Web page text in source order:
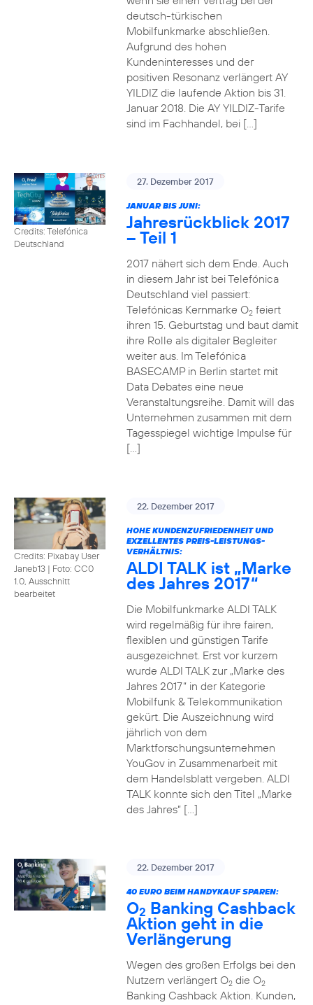
deutsch-türkischen
Mobilfunkmarke abschließen.
Aufgrund des hohen
Kundeninteresses und der
positiven Resonanz verlängert AY
YILDIZ die laufende Aktion bis 31.
Januar 2018. Die AY YILDIZ-Tarife
sind im Fachhandel, bei […]
Credits: Telefónica
Deutschland
27. Dezember 2017
JANUAR BIS JUNI:
Jahresrückblick 2017
– Teil 1
2017 nähert sich dem Ende. Auch
in diesem Jahr ist bei Telefónica
Deutschland viel passiert:
Telefónicas Kernmarke O2feiert
ihren 15. Geburtstag und baut damit
ihre Rolle als digitaler Begleiter
weiter aus. Im Telefónica
BASECAMP in Berlin startet mit
Data Debates eine neue
Veranstaltungsreihe. Damit will das
Unternehmen zusammen mit dem
Tagesspiegel wichtige Impulse für
[…]
Credits: Pixabay User
Janeb13 | Foto: CC0
1.0, Ausschnitt
bearbeitet
22. Dezember 2017
HOHE KUNDENZUFRIEDENHEIT UND
EXZELLENTES PREIS-LEISTUNGS-
VERHÄLTNIS:
ALDI TALK ist „Marke
des Jahres 2017“
Die Mobilfunkmarke ALDI TALK
wird regelmäßig für ihre fairen,
flexiblen und günstigen Tarife
ausgezeichnet. Erst vor kurzem
wurde ALDI TALK zur „Marke des
Jahres 2017“ in der Kategorie
Mobilfunk & Telekommunikation
gekürt. Die Auszeichnung wird
jährlich von dem
Marktforschungsunternehmen
YouGov in Zusammenarbeit mit
dem Handelsblatt vergeben. ALDI
TALK konnte sich den Titel „Marke
des Jahres“ […]
22. Dezember 2017
40 EURO BEIM HANDYKAUF SPAREN:
O2 Banking Cashback
Aktion geht in die
Verlängerung
Wegen des großen Erfolgs bei den
Nutzern verlängert O2die O2
Banking Cashback Aktion. Kunden,